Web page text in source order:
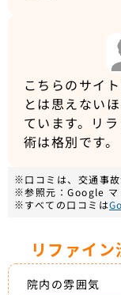
こちらのサイ
とは思えない
ています。リ
術は格別です。
※口コミは、交通事故
※参照元：Google マ
※すべての口コミは
リファイ
院内の雰囲気